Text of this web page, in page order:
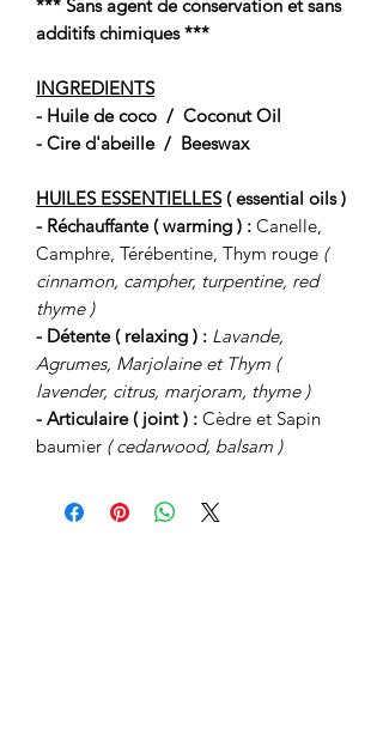
*** Sans agent de conservation et sans
additifs chimiques ***
INGREDIENTS
- Huile de coco / Coconut Oil
- Cire d'abeille / Beeswax
HUILES ESSENTIELLES( essential oils )
- Réchauffante ( warming ) : Canelle,
Camphre, Térébentine, Thym rouge (
cinnamon, campher, turpentine, red
thyme )
- Détente ( relaxing ) : Lavande,
Agrumes, Marjolaine et Thym (
lavender, citrus, marjoram, thyme )
- Articulaire ( joint ) : Cèdre et Sapin
baumier ( cedarwood, balsam )